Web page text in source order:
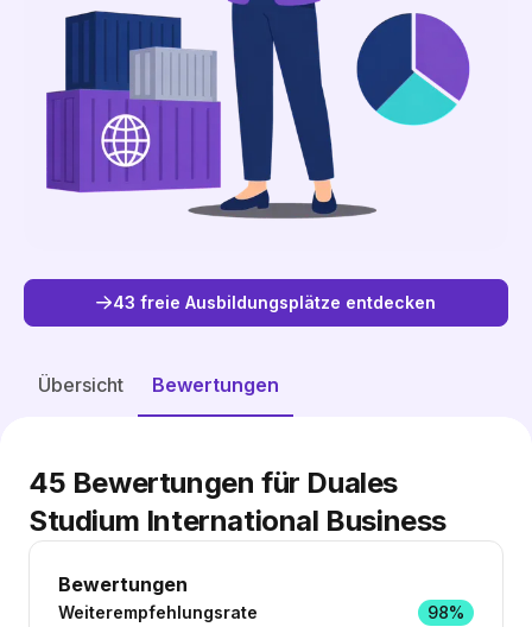
43 freie Ausbildungsplätze entdecken
Übersicht Bewertungen
Bewertungen
Weiterempfehlungsrate 98%
45 Bewertungen für Duales
Studium International Business